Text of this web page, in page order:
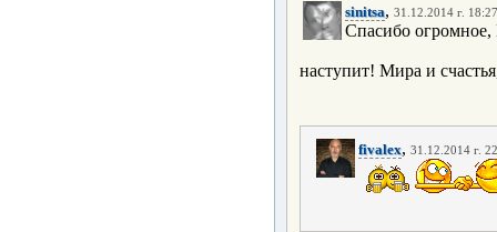
sinitsa, 31.12.2014 г. 18:27
Спасибо
наступит! Мира и
fivalex, 31.12.2014 г.